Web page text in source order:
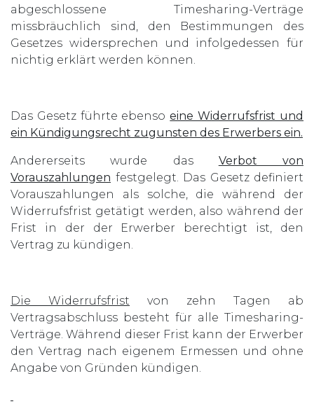
abgeschlossene Timesharing-Verträge
missbräuchlich sind, den Bestimmungen des
Gesetzes widersprechen und infolgedessen für
nichtig erklärt werden können.
Das Gesetz führte ebensoeine Widerrufsfrist und
ein Kündigungsrecht zugunsten des Erwerbers ein.
Andererseits wurde das Verbot von
Vorauszahlungen festgelegt. Das Gesetz definiert
Vorauszahlungen als solche, die während der
Widerrufsfrist getätigt werden, also während der
Frist in der der Erwerber berechtigt ist, den
Vertrag zu kündigen.
Die Widerrufsfrist von zehn Tagen ab
Vertragsabschluss besteht für alle Timesharing-
Verträge. Während dieser Frist kann der Erwerber
den Vertrag nach eigenem Ermessen und ohne
Angabe von Gründen kündigen.